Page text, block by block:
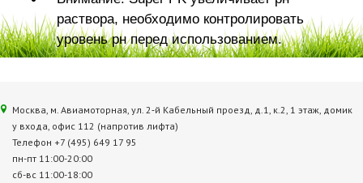
раствора, необходимо контролировать
уровень рн перед использованием.
Москва, м. Авиамоторная, ул. 2‑й Кабельный проезд, д.1, к.2, 1 этаж, домик
у входа, офис 112 (напротив лифта)
Телефон +7 (495) 649 17 95
пн-пт 11:00-20:00
сб-вс 11:00-18:00